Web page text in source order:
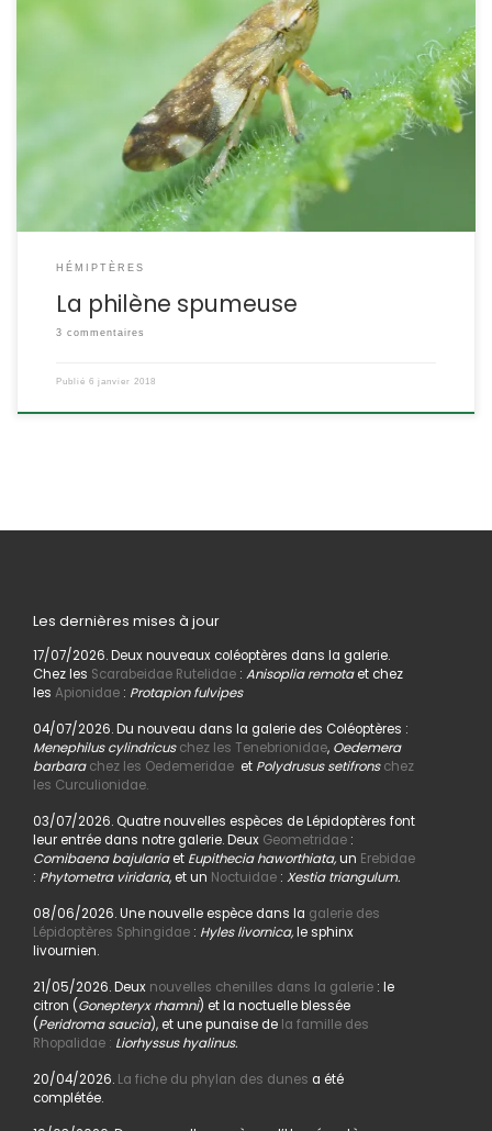
Si vous n’avez jamais observé ce petit insecte, vous avez
certainement remarqué ces amas de mousse sur les végétaux
que l’on appelle parfois les « crachats de coucou », et qui sont
produits par la larve pour se camoufler et se protéger. Philaenus
spumarius Linnaeus,1758 Le cercope des prés L’aphrophore
écumeuse La […]
HÉMIPTÈRES
La philène spumeuse
3 commentaires
Publié 6 janvier 2018
Les dernières mises à jour
17/07/2026. Deux nouveaux coléoptères dans la galerie.
Chez les Scarabeidae Rutelidae: Anisoplia remotaet chez
les Apionidae: Protapion fulvipes
04/07/2026. Du nouveau dans la galerie des Coléoptères :
Menephilus cylindricus chez les Tenebrionidae,Oedemera
barbara chez les Oedemeridaeet Polydrusus setifrons chez
les Curculionidae.
03/07/2026. Quatre nouvelles espèces de Lépidoptères font
leur entrée dans notre galerie. Deux Geometridae:
Comibaena bajulariaet Eupithecia haworthiata,un Erebidae
: Phytometra viridaria, et un Noctuidae: Xestia triangulum.
08/06/2026. Une nouvelle espèce dans la galerie des
Lépidoptères Sphingidae: Hyles livornica,le sphinx
livournien.
21/05/2026. Deux nouvelles chenilles dans la galerie : le
citron (Gonepteryx rhamni) et la noctuelle blessée
(Peridroma saucia), et une punaise dela famille des
Rhopalidae : Liorhyssus hyalinus.
20/04/2026. La fiche du phylan des dunes a été
complétée.